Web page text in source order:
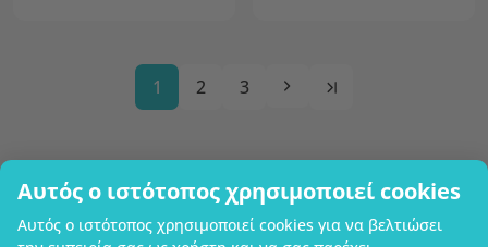
Αυτός ο ιστότοπος χρησιμοποιεί cookies
Αυτός ο ιστότοπος χρησιμοποιεί cookies για να βελτιώσει
1 2 3
Επωνυμία επιχείρησης